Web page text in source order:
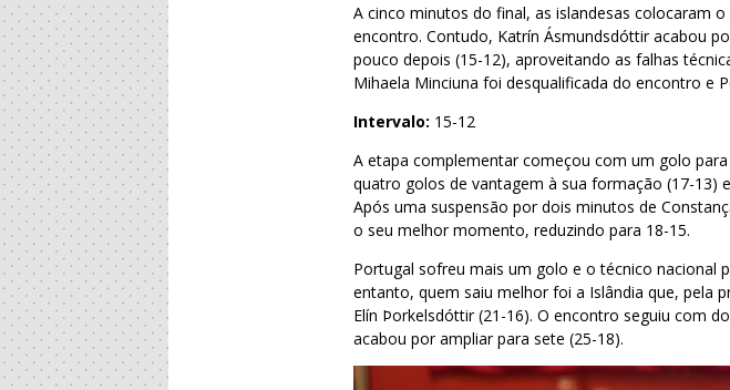
A cinco minutos do final, as islandesas colocaram
encontro. Contudo, Katrín Ásmundsdóttir acabou
pouco depois (15-12), aproveitando as falhas
Mihaela Minciuna foi desqualificada do encontro e
Intervalo: 15-12
A etapa complementar começou com um golo
quatro golos de vantagem à sua formação (17-13)
Após uma suspensão por dois minutos de
o seu melhor momento, reduzindo para 18-15.
Portugal sofreu mais um golo e o técnico nacional
entanto, quem saiu melhor foi a Islândia que, pela
Elín Þorkelsdóttir (21-16). O encontro seguiu com
acabou por ampliar para sete (25-18).